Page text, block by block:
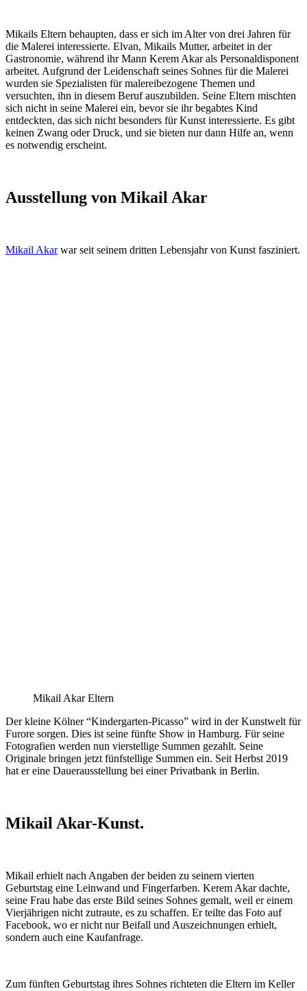
Mikails Eltern behaupten, dass er sich im Alter von drei Jahren für
die Malerei interessierte. Elvan, Mikails Mutter, arbeitet in der
Gastronomie, während ihr Mann Kerem Akar als Personaldisponent
arbeitet. Aufgrund der Leidenschaft seines Sohnes für die Malerei
wurden sie Spezialisten für malereibezogene Themen und
versuchten, ihn in diesem Beruf auszubilden. Seine Eltern mischten
sich nicht in seine Malerei ein, bevor sie ihr begabtes Kind
entdeckten, das sich nicht besonders für Kunst interessierte. Es gibt
keinen Zwang oder Druck, und sie bieten nur dann Hilfe an, wenn
es notwendig erscheint.
Ausstellung von Mikail Akar
Mikail Akarwar seit seinem dritten Lebensjahr von Kunst fasziniert.
Mikail Akar Eltern
Der kleine Kölner “Kindergarten-Picasso” wird in der Kunstwelt für
Furore sorgen. Dies ist seine fünfte Show in Hamburg. Für seine
Fotografien werden nun vierstellige Summen gezahlt. Seine
Originale bringen jetzt fünfstellige Summen ein. Seit Herbst 2019
hat er eine Dauerausstellung bei einer Privatbank in Berlin.
Mikail Akar-Kunst.
Mikail erhielt nach Angaben der beiden zu seinem vierten
Geburtstag eine Leinwand und Fingerfarben. Kerem Akar dachte,
seine Frau habe das erste Bild seines Sohnes gemalt, weil er einem
Vierjährigen nicht zutraute, es zu schaffen. Er teilte das Foto auf
Facebook, wo er nicht nur Beifall und Auszeichnungen erhielt,
sondern auch eine Kaufanfrage.
Zum fünften Geburtstag ihres Sohnes richteten die Eltern im Keller